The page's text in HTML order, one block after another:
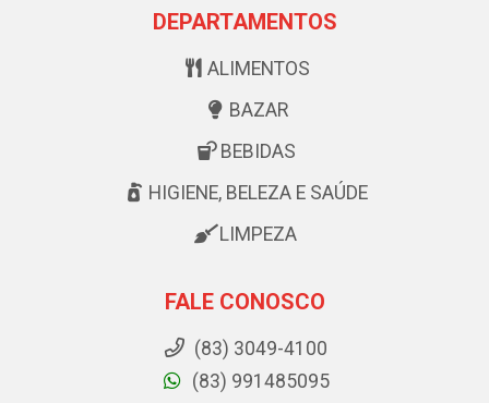
DEPARTAMENTOS
ALIMENTOS
BAZAR
BEBIDAS
HIGIENE, BELEZA E SAÚDE
LIMPEZA
FALE CONOSCO
(83) 3049-4100
(83) 991485095